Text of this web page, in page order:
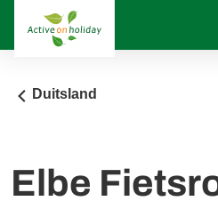
Duitsland
Elbe